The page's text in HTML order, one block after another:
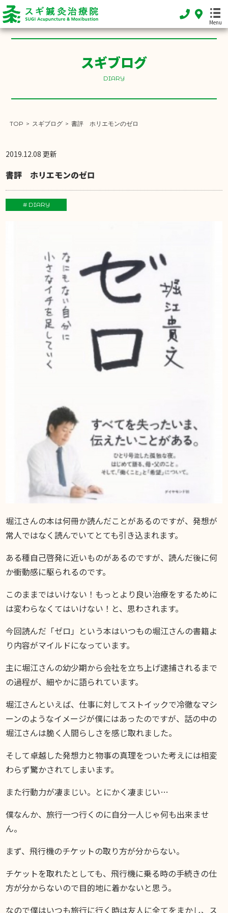
Menu
HOME
当院の特徴
SHOP INFO
スギブログ
スギブログ
DIARY
TOP > スギブログ > 書評 ホリエモンのゼロ
2019.12.08 更新
書評 ホリエモンのゼロ
# DIARY
堀江さんの本は何冊か読んだことがあるのですが、発想が
常人ではなく読んでいてとても引き込まれます。
ある種自己啓発に近いものがあるのですが、読んだ後に何
か衝動感に駆られるのです。
このままではいけない！もっとより良い治療をするために
は変わらなくてはいけない！と、思わされます。
今回読んだ「ゼロ」という本はいつもの堀江さんの書籍よ
り内容がマイルドになっています。
主に堀江さんの幼少期から会社を立ち上げ逮捕されるまで
の過程が、細やかに語られています。
堀江さんといえば、仕事に対してストイックで冷徹なマシ
ーンのようなイメージが僕にはあったのですが、話の中の
堀江さんは脆く人間らしさを感じ取れました。
そして卓越した発想力と物事の真理をついた考えには相変
わらず驚かされてしまいます。
また行動力が凄まじい。とにかく凄まじい…
僕なんか、旅行一つ行くのに自分一人じゃ何も出来ませ
ん。
まず、飛行機のチケットの取り方が分からない。
チケットを取れたとしても、飛行機に乗る時の手続きの仕
方が分からないので目的地に着かないと思う。
なので僕はいつも旅行に行く時は友人に全てをまかし、ス